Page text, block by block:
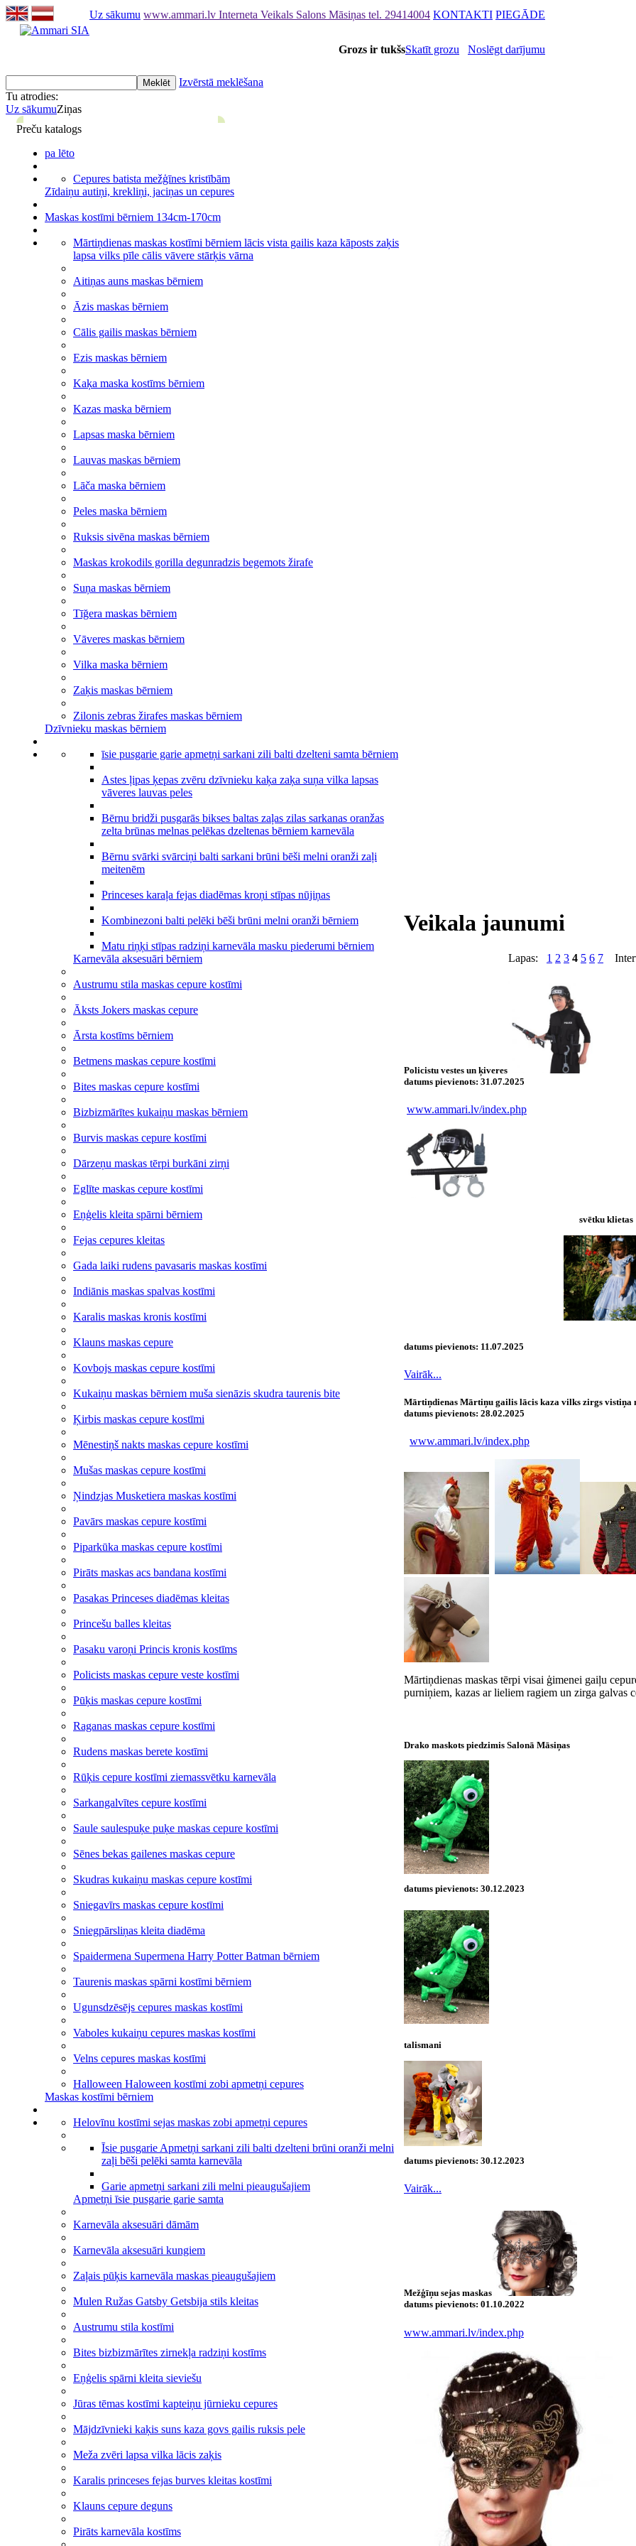
Uz sākumu www.ammari.lv Interneta Veikals Salons Māsiņas tel. 29414004 KONTAKTI PIEGĀDE
Grozs ir tukšsSkatīt grozu Noslēgt darījumu
Izvērstā meklēšana
Tu atrodies:
Uz sākumuZiņas
Preču katalogs
pa lēto
Cepures batista mežģīnes kristībām
Zīdaiņu autiņi, krekliņi, jaciņas un cepures
Maskas kostīmi bērniem 134cm-170cm
Mārtiņdienas maskas kostīmi bērniem lācis vista gailis kaza kāposts zaķis
lapsa vilks pīle cālis vāvere stārķis vārna
Aitiņas auns maskas bērniem
Āzis maskas bērniem
Cālis gailis maskas bērniem
Ezis maskas bērniem
Kaķa maska kostīms bērniem
Kazas maska bērniem
Lapsas maska bērniem
Lauvas maskas bērniem
Lāča maska bērniem
Peles maska bērniem
Ruksis sivēna maskas bērniem
Maskas krokodils gorilla degunradzis begemots žirafe
Suņa maskas bērniem
Tīğera maskas bērniem
Vāveres maskas bērniem
Vilka maska bērniem
Zaķis maskas bērniem
Zilonis zebras žirafes maskas bērniem
Dzīvnieku maskas bērniem
īsie pusgarie garie apmetņi sarkani zili balti dzelteni samta bērniem
Astes ļipas ķepas zvēru dzīvnieku kaķa zaķa suņa vilka lapsas
vāveres lauvas peles
Bērnu bridži pusgarās bikses baltas zaļas zilas sarkanas oranžas
zelta brūnas melnas pelēkas dzeltenas bērniem karnevāla
Bērnu svārki svārciņi balti sarkani brūni bēši melni oranži zaļi
meitenēm
Princeses karaļa fejas diadēmas kroņi stīpas nūjiņas
Kombinezoni balti pelēki bēši brūni melni oranži bērniem
Matu riņķi stīpas radziņi karnevāla masku piederumi bērniem
Karnevāla aksesuāri bērniem
Austrumu stila maskas cepure kostīmi
Āksts Jokers maskas cepure
Ārsta kostīms bērniem
Betmens maskas cepure kostīmi
Bites maskas cepure kostīmi
Bizbizmārītes kukaiņu maskas bērniem
Burvis maskas cepure kostīmi
Dārzeņu maskas tērpi burkāni zirņi
Eglīte maskas cepure kostīmi
Eņģelis kleita spārni bērniem
Fejas cepures kleitas
Gada laiki rudens pavasaris maskas kostīmi
Indiānis maskas spalvas kostīmi
Karalis maskas kronis kostīmi
Klauns maskas cepure
Kovbojs maskas cepure kostīmi
Kukaiņu maskas bērniem muša sienāzis skudra taurenis bite
Ķirbis maskas cepure kostīmi
Mēnestiņš nakts maskas cepure kostīmi
Mušas maskas cepure kostīmi
Ņindzjas Musketiera maskas kostīmi
Pavārs maskas cepure kostīmi
Piparkūka maskas cepure kostīmi
Pirāts maskas acs bandana kostīmi
Pasakas Princeses diadēmas kleitas
Princešu balles kleitas
Pasaku varoņi Princis kronis kostīms
Policists maskas cepure veste kostīmi
Pūķis maskas cepure kostīmi
Raganas maskas cepure kostīmi
Rudens maskas berete kostīmi
Rūķis cepure kostīmi ziemassvētku karnevāla
Sarkangalvītes cepure kostīmi
Saule saulespuķe puķe maskas cepure kostīmi
Sēnes bekas gailenes maskas cepure
Skudras kukaiņu maskas cepure kostīmi
Sniegavīrs maskas cepure kostīmi
Sniegpārsliņas kleita diadēma
Spaidermena Supermena Harry Potter Batman bērniem
Taurenis maskas spārni kostīmi bērniem
Ugunsdzēsējs cepures maskas kostīmi
Vaboles kukaiņu cepures maskas kostīmi
Velns cepures maskas kostīmi
Halloween Haloween kostīmi zobi apmetņi cepures
Maskas kostīmi bērniem
Helovīnu kostīmi sejas maskas zobi apmetņi cepures
Īsie pusgarie Apmetņi sarkani zili balti dzelteni brūni oranži melni
zaļi bēši pelēki samta karnevāla
Garie apmetņi sarkani zili melni pieaugušajiem
Apmetņi īsie pusgarie garie samta
Karnevāla aksesuāri dāmām
Karnevāla aksesuāri kungiem
Zaļais pūķis karnevāla maskas pieaugušajiem
Mulen Ružas Gatsby Getsbija stils kleitas
Austrumu stila kostīmi
Bites bizbizmārītes zirnekļa radziņi kostīms
Eņģelis spārni kleita sieviešu
Jūras tēmas kostīmi kapteiņu jūrnieku cepures
Mājdzīvnieki kaķis suns kaza govs gailis ruksis pele
Meža zvēri lapsa vilka lācis zaķis
Karalis princeses fejas burves kleitas kostīmi
Klauns cepure deguns
Pirāts karnevāla kostīms
Veikala jaunumi
Lapas: 1 2 3 4 5 6 7
Policistu vestes un ķiveres
datums pievienots: 31.07.2025
www.ammari.lv/index.php
svētku klietas
datums pievienots: 11.07.2025
Vairāk...
Mārtiņdienas Mārtiņu gailis lācis kaza vilks zirgs vistiņa
datums pievienots: 28.02.2025
www.ammari.lv/index.php
Mārtiņdienas maskas tērpi visai ģimenei gaiļu
purniņiem, kazas ar lieliem ragiem un zirga galvas
Drako maskots piedzimis Salonā Māsiņas
datums pievienots: 30.12.2023
talismani
datums pievienots: 30.12.2023
Vairāk...
Mežģīņu sejas maskas
datums pievienots: 01.10.2022
www.ammari.lv/index.php